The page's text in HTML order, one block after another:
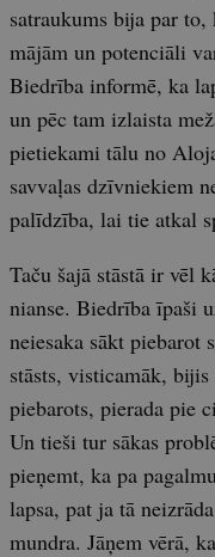
satraukums bija par
mājām un potenciāli
Biedrība informē, ka
un pēc tam izlaista
pietiekami tālu no
savvaļas dzīvniekiem
palīdzība, lai tie atkal
Taču šajā stāstā ir vēl
nianse. Biedrība īpaši
neiesaka sākt piebarot
stāsts, visticamāk,
piebarots, pierada pie
Un tieši tur sākas
pieņemt, ka pa
lapsa, pat ja tā
mundra. Jāņem vērā,